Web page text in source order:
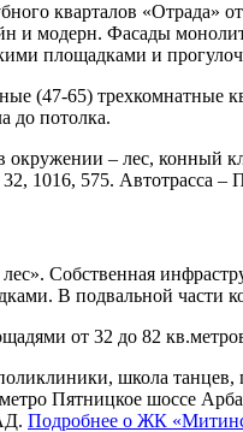
кварталов «Отрада»
и модерн. Фасады
площадками и
(47-65) трехкомнатные
до потолка.
окружении – лес,
1016, 575. Автотрасса –
Собственная
В подвальной части
от 32 до 82
школа
Пятницкое шоссе
Подробнее о ЖК